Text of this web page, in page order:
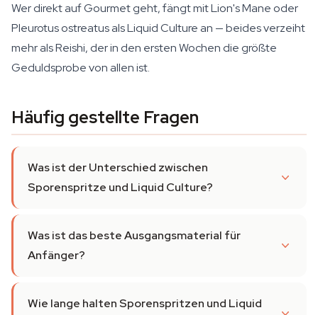
Wer direkt auf Gourmet geht, fängt mit Lion's Mane oder
Pleurotus ostreatus als Liquid Culture an — beides verzeiht
mehr als Reishi, der in den ersten Wochen die größte
Geduldsprobe von allen ist.
Häufig gestellte Fragen
Was ist der Unterschied zwischen
Sporenspritze und Liquid Culture?
Was ist das beste Ausgangsmaterial für
Anfänger?
Wie lange halten Sporenspritzen und Liquid